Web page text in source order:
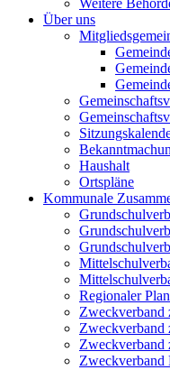
Weitere
Über uns
Haushalt
Ortspläne
Kommunale
Regionaler
Zweckverband
Zweckverband
Zweckverband
Zweckverband